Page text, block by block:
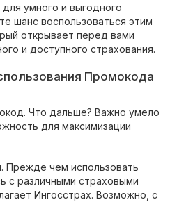
умного и выгодного
шанс воспользоваться этим
открывает перед вами
и доступного страхования.
Промокода
Что дальше? Важно умело
для максимизации
Прежде чем использовать
с различными страховыми
Ингосстрах. Возможно, с